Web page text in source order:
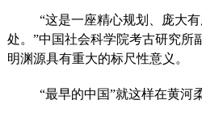
“这是一座精心规划、庞大
处。”中国社会科学院考古研究所
明渊源具有重大的标尺性意义。
“最早的中国”就这样在黄河